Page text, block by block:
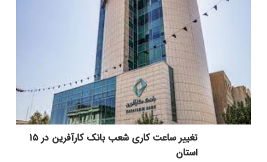
تغییر ساعت کاری شعب بانک کارآفرین در ۱۵
استان